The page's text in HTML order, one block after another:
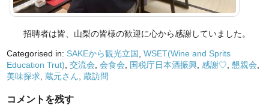
招聘者は皆、山梨の皆様の歓迎に心から感謝していました。
Categorised in: SAKEから観光立国,WSET(Wine and Sprits
Education Trut),交流会,会食会, 国税庁日本酒振興, 感謝♡,懇親会,
美味探求,蔵元さん,蔵訪問
コメントを残す